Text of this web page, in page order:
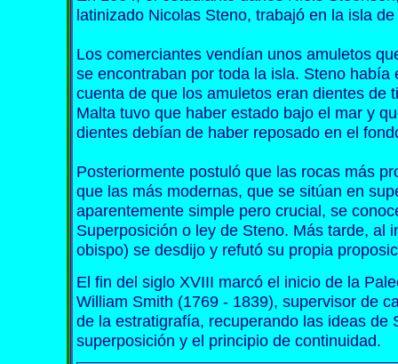
latinizado Nicolas Steno, trabajó en la isla
Los comerciantes vendían unos amuletos
se encontraban por toda la isla. Steno
cuenta de que los amuletos eran dientes de
Malta tuvo que haber estado bajo el mar y
dientes debían de haber reposado en el
Posteriormente postuló que las rocas más
que las más modernas, que se sitúan en
aparentemente simple pero crucial, se
Superposición o ley de Steno. Más tarde, al
obispo) se desdijo y refutó su propia
El fin del siglo XVIII marcó el inicio de la
William Smith (1769 - 1839), supervisor de
de la estratigrafía, recuperando las ideas de
superposición y el principio de continuidad.